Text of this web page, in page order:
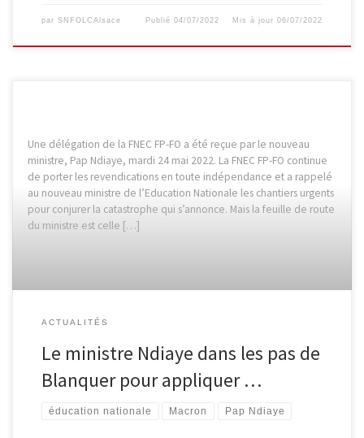
par SNFOLCAlsace Publié04/07/2022 Mis à jour06/07/2022
Une délégation de la FNEC FP-FO a été reçue par le nouveau
ministre, Pap Ndiaye, mardi 24 mai 2022. La FNEC FP-FO continue
de porter les revendications en toute indépendance et a rappelé
au nouveau ministre de l’Education Nationale les chantiers urgents
pour conjurer la catastrophe qui s’annonce. Mais la feuille de route
du ministre est celle […]
ACTUALITÉS
Le ministre Ndiaye dans les pas de
Blanquer pour appliquer …
éducation nationale Macron Pap Ndiaye